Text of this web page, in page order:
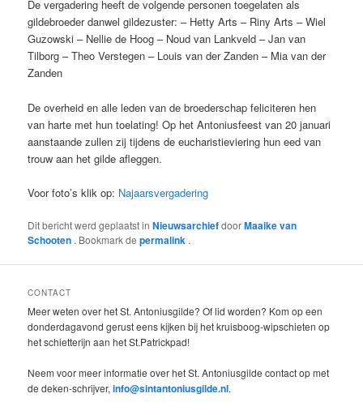
De vergadering heeft de volgende personen toegelaten als
gildebroeder danwel gildezuster: – Hetty Arts – Riny Arts – Wiel
Guzowski – Nellie de Hoog – Noud van Lankveld – Jan van
Tilborg – Theo Verstegen – Louis van der Zanden – Mia van der
Zanden
De overheid en alle leden van de broederschap feliciteren hen
van harte met hun toelating! Op het Antoniusfeest van 20 januari
aanstaande zullen zij tijdens de eucharistieviering hun eed van
trouw aan het gilde afleggen.
Voor foto’s klik op: Najaarsvergadering
Dit bericht werd geplaatst inNieuwsarchiefdoorMaaike van
Schooten . Bookmark depermalink .
CONTACT
Meer weten over het St. Antoniusgilde? Of lid worden? Kom op een
donderdagavond gerust eens kijken bij het kruisboog-wipschieten op
het schietterijn aan het St.Patrickpad!
Neem voor meer informatie over het St. Antoniusgilde contact op met
de deken-schrijver,info@sintantoniusgilde.nl.